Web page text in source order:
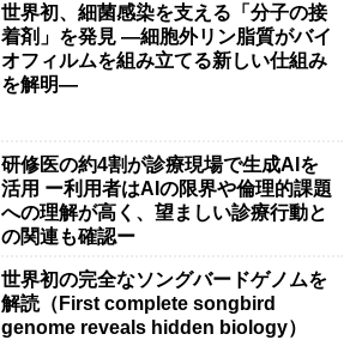
世界初、細菌感染を支える「分子の接
着剤」を発見 ―細胞外リン脂質がバイ
オフィルムを組み立てる新しい仕組み
を解明―
研修医の約4割が診療現場で生成AIを
活用 ー利用者はAIの限界や倫理的課題
への理解が高く、望ましい診療行動と
の関連も確認ー
世界初の完全なソングバードゲノムを
解読（First complete songbird
genome reveals hidden biology）